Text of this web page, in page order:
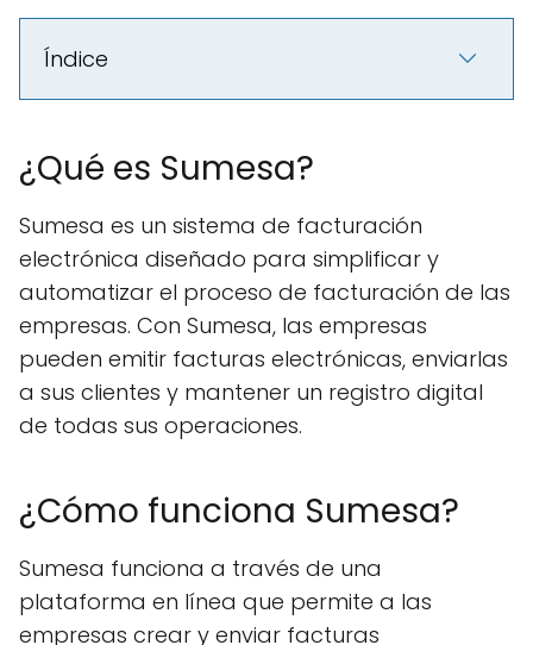
Índice
¿Qué es Sumesa?
Sumesa es un sistema de facturación
electrónica diseñado para simplificar y
automatizar el proceso de facturación de las
empresas. Con Sumesa, las empresas
pueden emitir facturas electrónicas, enviarlas
a sus clientes y mantener un registro digital
de todas sus operaciones.
¿Cómo funciona Sumesa?
Sumesa funciona a través de una
plataforma en línea que permite a las
empresas crear y enviar facturas